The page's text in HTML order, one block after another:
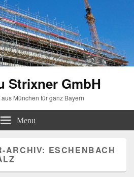
Strixner GmbH
München für ganz Bayern
Menu
ARCHIV: ESCHENBACH